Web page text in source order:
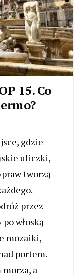
15. Co
gdzie
uliczki,
tworzą
przez
włoską
mozaiki,
portem.
a